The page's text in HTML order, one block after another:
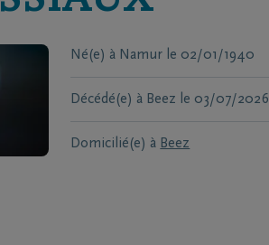
Né(e) à Namur le 02/01/1940
Décédé(e) à Beez le 03/07/2026
Domicilié(e) à Beez